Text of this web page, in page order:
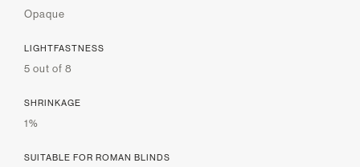
Opaque
LIGHTFASTNESS
5 out of 8
SHRINKAGE
1%
SUITABLE FOR ROMAN BLINDS